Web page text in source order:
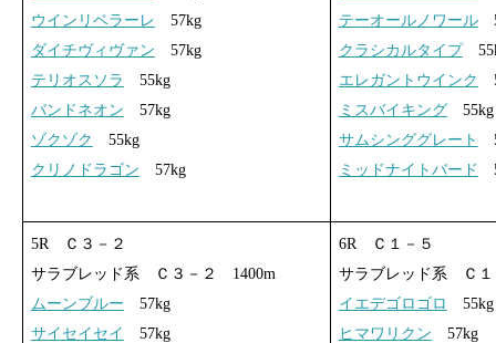
ウインリベラーレ 57kg
ダイチヴィヴァン 57kg
テリオスソラ
55kg
バンドネオン 57kg
ゾクゾク
55kg
クリノドラゴン 57kg
テーオールノワール
クラシカルタイプ
エレガントウインク
ミスバイキング55kg
サムシンググレート
ミッドナイトバード
5R Ｃ３－２
サラブレッド系 Ｃ３－２ 1400m
ムーンブルー 57kg
サイセイセイ
57kg
6R Ｃ１－５
サラブレッド系 Ｃ
イエデゴロゴロ
55kg
ヒマワリクン 57kg